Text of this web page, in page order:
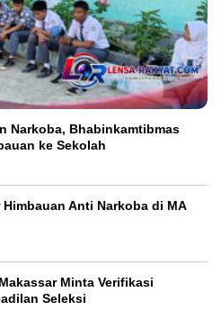
Narkoba, Bhabinkamtibmas
ke Sekolah
Anti Narkoba di MA
Minta Verifikasi
Seleksi